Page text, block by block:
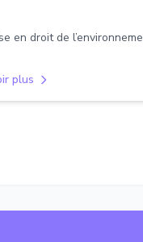
en droit de
plus